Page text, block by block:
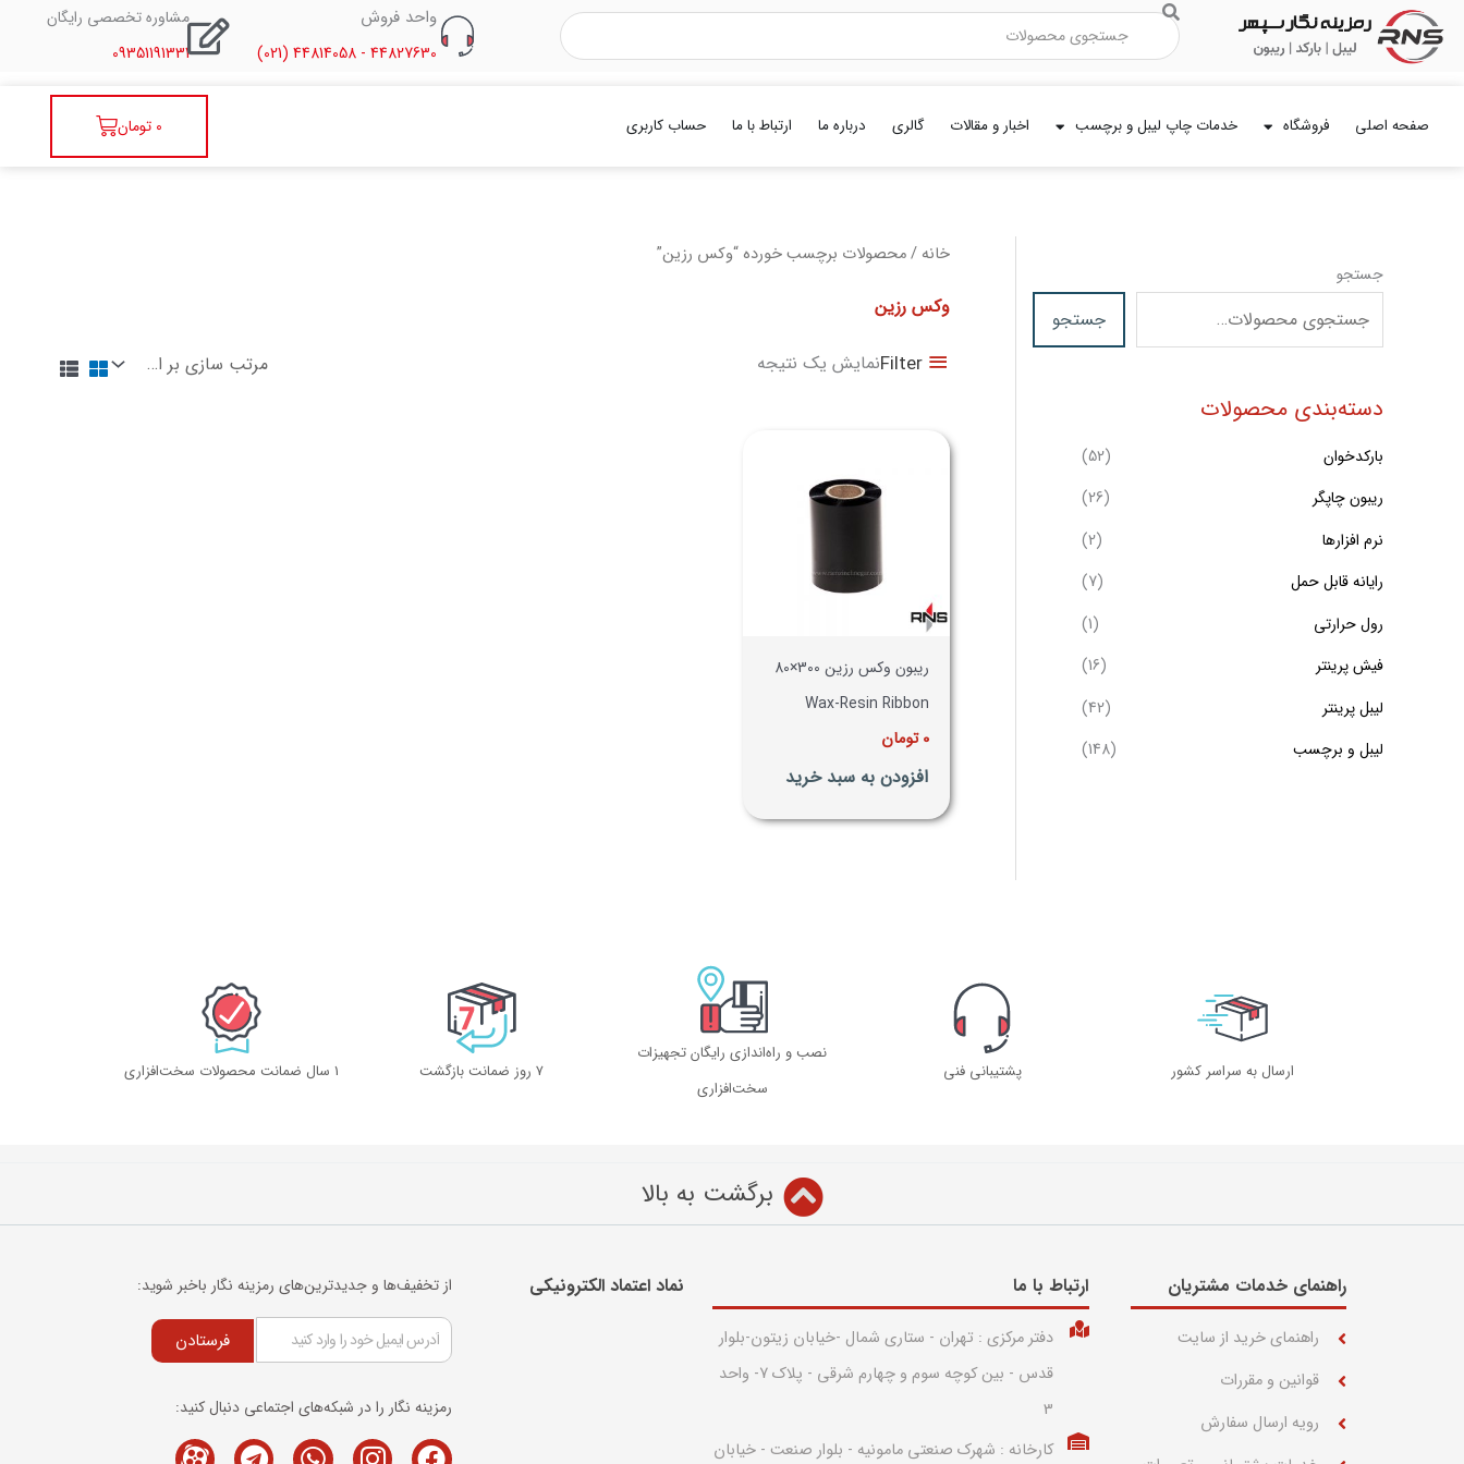
پرش
جستجو واحد فروش
44827630 - 44814058 (021)
مشاوره تخصصی رایگان
09351191331
صفحه اصلی فروشگاه خدمات چاپ لیبل و برچسب اخبار و مقالات گالری درباره ما ارتباط با ما حساب کاربری 0 تومانسبد
خرید
جستجو
جستجو
دسته‌بندی محصولات
بارکدخوان
(52)
ریبون چاپگر
(26)
نرم افزارها
(2)
رایانه قابل حمل
(7)
رول حرارتی
(1)
فیش پرینتر
(16)
لیبل پرینتر
(42)
لیبل و برچسب
(148)
خانه / محصولات برچسب خورده “وکس رزین”
وکس رزین
Filterنمایش یک نتیجه
ریبون وکس رزین 300×80
Wax-Resin Ribbon
0 تومان
افزودن به سبد خرید
ارسال به سراسر کشور پشتیبانی فنی
نصب و راه‌اندازی رایگان تجهیزات
سخت‌افزاری
۷ روز ضمانت بازگشت 1 سال ضمانت محصولات سخت‌افزاری
برگشت به بالا
راهنمای خدمات مشتریان
راهنمای خرید از سایت
قوانین و مقررات
رویه ارسال سفارش
ارتباط با ما​
دفتر مرکزی : تهران - ستاری شمال -خیابان زیتون-بلوار
قدس - بین کوچه سوم و چهارم شرقی - پلاک 7- واحد
3
کارخانه : شهرک صنعتی مامونیه - بلوار صنعت - خیابان
نماد اعتماد الکترونیکی​ از تخفیف‌ها و جدیدترین‌های رمزینه نگار باخبر شوید:
فرستادن
رمزینه نگار را در شبکه‌های اجتماعی دنبال کنید:
Facebook
Instagram
Whatsapp
Telegram
M-